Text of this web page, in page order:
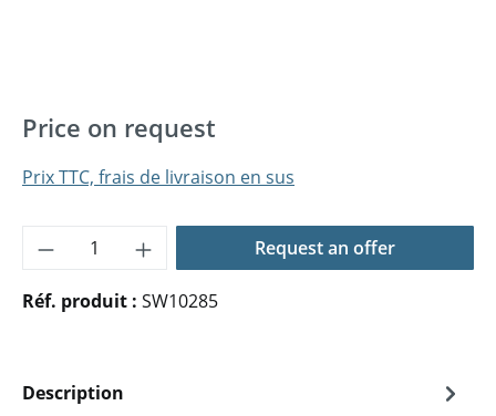
Price on request
Prix TTC, frais de livraison en sus
Quantité de produit : Entrez la
Request an offer
Réf. produit : SW10285
Description